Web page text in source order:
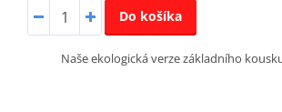
Do košíka
Naše ekologická verze základního